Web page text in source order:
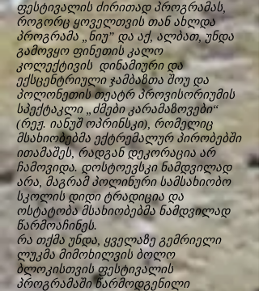
ფესტივალის ძირითად პროგრამას,
როგორც ყოველთვის თან ახლდა
პროგრამა „ნიუ” და აქ, ალბათ, უნდა
გამოვყო ფინეთის კალო
კოლექტივის დინამიური და
ექსცენტრიული ჯამბაზთა შოუ და
პოლონეთის თეატრ პროვისორიუმის
სპექტაკლი „ძმები კარამაზოვები“
(რეჟ. იანუშ ოპრინსკი), რომელიც
მსახიობებმა ექტრემალურ პირობებში
ითამაშეს, რადგან დეკორაცია არ
ჩამოვიდა. დოსტოევსკი ნამდვილად
არა, მაგრამ პოლინური სამსახიობო
სკოლის დიდი ტრადიცია და
ოსტატობა მსახიობებმა ნამდვილად
წარმოაჩინეს.
რა თქმა უნდა, ყველაზე გემრიელი
ლუკმა მიმოხილვის ბოლო
ბლოკისთვის ფესტივალის
პროგრამაში წარმოდგენილი